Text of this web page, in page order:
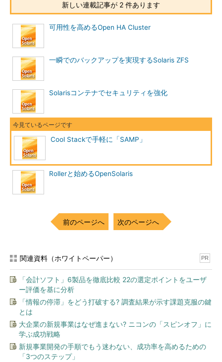
新しい連載記事が 2 件あります
可用性を高めるOpen HA Cluster
一瞬でのバックアップを実現するSolaris ZFS
Solarisコンテナでセキュリティを強化
Cool Stackで手軽に「SAMP」
Rollerと始めるOpenSolaris
前のページへ 次のページへ
関連資料（ホワイトペーパー） PR
「会計ソフト」6製品を徹底比較 22の選定ポイントをユーザ
ー評価を基に分析
「情報の停滞」をどう打破する? 調査結果が示す課題克服の鍵
とは
大企業の新規事業はなぜ進まない? ニコンの「スピンオフ」に
学ぶ成功戦略
新規事業開発の手順でもう迷わない、成功率を高めるための
「3つのステップ」